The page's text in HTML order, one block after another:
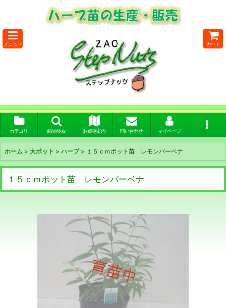
メニュー カート
カテゴリ 商品検索 お買物案内 問い合わせ マイページ
ホーム > 大ポット > ハーブ > １５ｃｍポット苗 レモンバーベナ
１５ｃｍポット苗 レモンバーベナ